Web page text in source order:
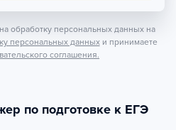
обработку персональных данных на
персональных данных и принимаете
соглашения.
по подготовке к ЕГЭ